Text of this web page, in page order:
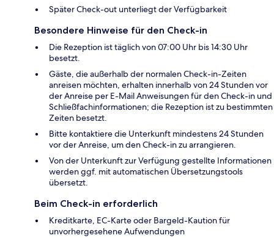
Später Check-out unterliegt der Verfügbarkeit
Besondere Hinweise für den Check-in
Die Rezeption ist täglich von 07:00 Uhr bis 14:30 Uhr
besetzt.
Gäste, die außerhalb der normalen Check-in-Zeiten
anreisen möchten, erhalten innerhalb von 24 Stunden vor
der Anreise per E-Mail Anweisungen für den Check-in und
Schließfachinformationen; die Rezeption ist zu bestimmten
Zeiten besetzt.
Bitte kontaktiere die Unterkunft mindestens 24 Stunden
vor der Anreise, um den Check-in zu arrangieren.
Von der Unterkunft zur Verfügung gestellte Informationen
werden ggf. mit automatischen Übersetzungstools
übersetzt.
Beim Check-in erforderlich
Kreditkarte, EC-Karte oder Bargeld-Kaution für
unvorhergesehene Aufwendungen